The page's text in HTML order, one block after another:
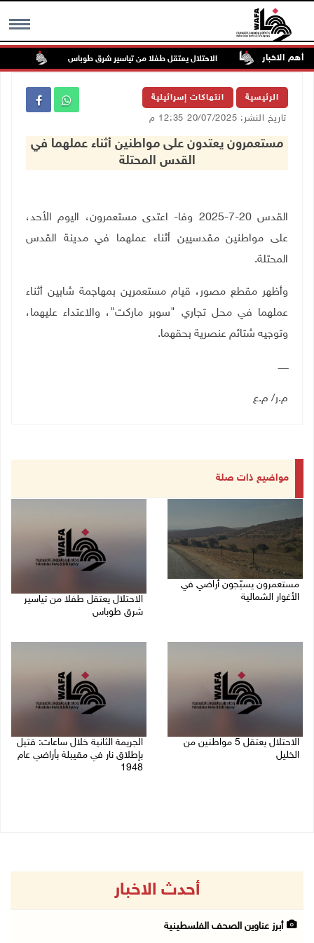
MENU أهم الاخبار الاحتلال يعتقل طفلا من تياسير شرق طوباس
الرئيسية انتهاكات إسرائيلية
تاريخ النشر: 20/07/2025 12:35 م
مستعمرون يعتدون على مواطنين أثناء عملهما في
القدس المحتلة
القدس 20-7-2025 وفا- اعتدى مستعمرون، اليوم الأحد،
على مواطنين مقدسيين أثناء عملهما في مدينة القدس
المحتلة.
وأظهر مقطع مصور، قيام مستعمرين بمهاجمة شابين أثناء
عملهما في محل تجاري "سوبر ماركت"، والاعتداء عليهما،
وتوجيه شتائم عنصرية بحقهما.
ـــــــ
م.ر/ م.ع
مواضيع ذات صلة
مستعمرون يسيّجون أراضي في
الأغوار الشمالية
الاحتلال يعتقل طفلا من تياسير
شرق طوباس
الاحتلال يعتقل 5 مواطنين من
الخليل
الجريمة الثانية خلال ساعات: قتيل
بإطلاق نار في مقيبلة بأراضي عام
1948
أحدث الاخبار
أبرز عناوين الصحف الفلسطينية